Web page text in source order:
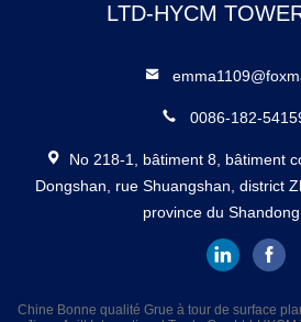
LTD-HYCM
0086-182-
No 218-1, bâtiment 8, bâtiment
Dongshan, rue Shuangshan, district
province du
Chine Bonne qualité Grue à tour de surface